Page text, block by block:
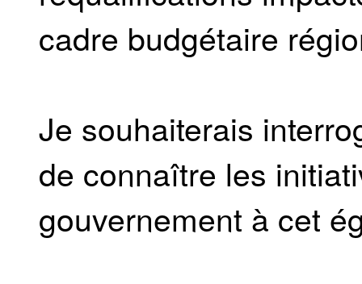
cadre budgétaire
Je souhaiterais
de connaître les
gouvernement à cet